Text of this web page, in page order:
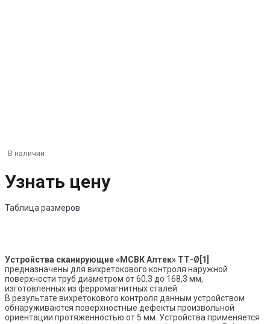
В наличии
Узнать цену
Таблица размеров
Устройства сканирующие «МСВК Алтек» ТТ-Ø[1]
предназначены для вихретокового контроля наружной
поверхности труб диаметром от 60,3 до 168,3 мм,
изготовленных из ферромагнитных сталей.
В результате вихретокового контроля данным устройством
обнаруживаются поверхностные дефекты произвольной
ориентации протяженностью от 5 мм. Устройства применяется